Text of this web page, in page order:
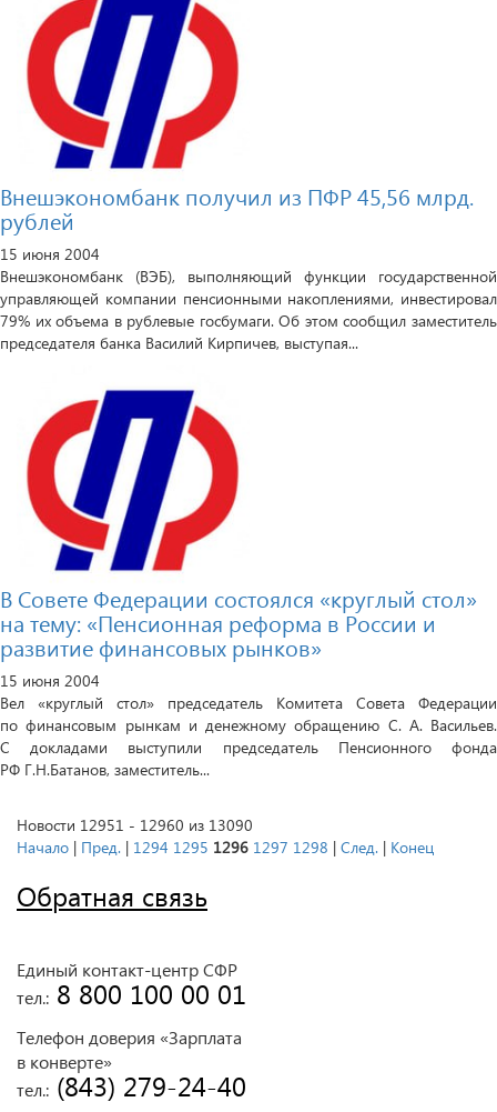
Внешэкономбанк получил из ПФР 45,56 млрд.
рублей
15 июня 2004
Внешэкономбанк (ВЭБ), выполняющий функции государственной
управляющей компании пенсионными накоплениями, инвестировал
79% их объема в рублевые госбумаги. Об этом сообщил заместитель
председателя банка Василий Кирпичев, выступая...
В Совете Федерации состоялся «круглый стол»
на тему: «Пенсионная реформа в России и
развитие финансовых рынков»
15 июня 2004
Вел «круглый стол» председатель Комитета Совета Федерации
по финансовым рынкам и денежному обращению С. А. Васильев.
С докладами выступили председатель Пенсионного фонда
РФ Г.Н.Батанов, заместитель...
Новости 12951 - 12960 из 13090
Начало | Пред. | 1294 1295 1296 1297 1298 | След. | Конец
Обратная связь
Единый контакт-центр СФР
тел.: 8 800 100 00 01
Телефон доверия «Зарплата
в конверте»
тел.: (843) 279-24-40